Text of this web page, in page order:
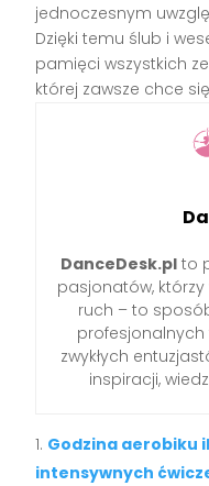
jednoczesnym
Dzięki temu ślub i
pamięci wszystkich
której zawsze chce
DanceDesk.pl to
pasjonatów, którzy
ruch – to
profesjonalnych
zwykłych
inspiracji,
Godzina aerobiku
intensywnych